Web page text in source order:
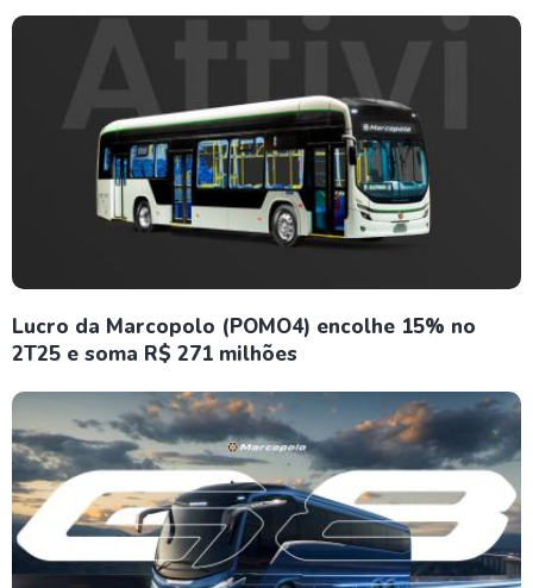
Lucro da Marcopolo (POMO4) encolhe 15% no
2T25 e soma R$ 271 milhões